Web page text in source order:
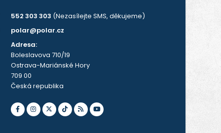
552 303 303 (Nezasílejte SMS, děkujeme)
polar@polar.cz
Adresa:
Boleslavova 710/19
Ostrava-Mariánské Hory
709 00
Česká republika